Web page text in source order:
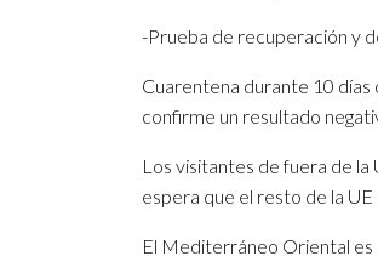
-Prueba de recuperación y
Cuarentena durante 10 días
confirme un resultado
Los visitantes de fuera de la
espera que el resto de la
El Mediterráneo Oriental es